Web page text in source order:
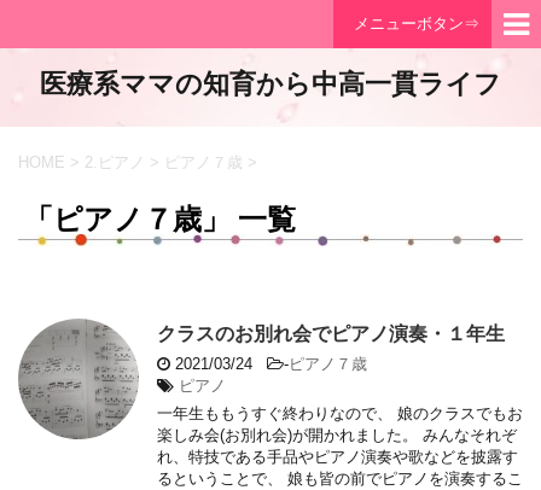
メニューボタン⇒
医療系ママの知育から中高一貫ライフ
HOME > 2.ピアノ > ピアノ７歳 >
「ピアノ７歳」 一覧
クラスのお別れ会でピアノ演奏・１年生
2021/03/24 -ピアノ７歳
ピアノ
一年生ももうすぐ終わりなので、 娘のクラスでもお
楽しみ会(お別れ会)が開かれました。 みんなそれぞ
れ、特技である手品やピアノ演奏や歌などを披露す
るということで、 娘も皆の前でピアノを演奏するこ